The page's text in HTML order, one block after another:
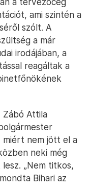
ami szintén a
szólt. A
a már
irodájában, a
reagáltak a
Zábó Attila
nem jött el a
neki még
„Nem titkos,
Bihari az